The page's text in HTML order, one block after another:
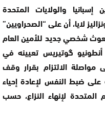
والولايات المتحدة
لايا، أن على “الصحراويين”
شخصي جديد للأمين العام
گوتيريس تعيينه في
الالتزام بقرار وقف
على ضبط النفس لإعادة إحياء
لإنهاء النزاع، حسب